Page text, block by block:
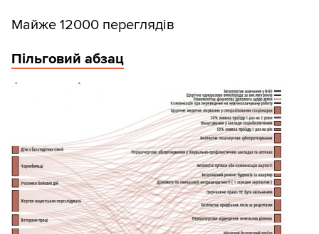
Майже 12000 переглядів
Пільговий абзац